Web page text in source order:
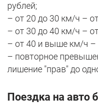
рублей;
– от 20 до 30 км/ч –
– от 30 до 40 км/ч –
– от 40 и выше км/ч –
– повторное
лишение "прав" до
Поездка на авто